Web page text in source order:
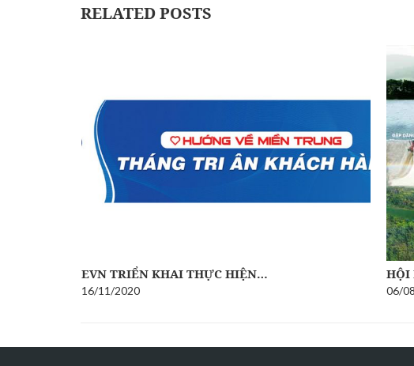
RELATED POSTS
EVN TRIỂN KHAI THỰC HIỆN…
16/11/2020
HỘI
06/